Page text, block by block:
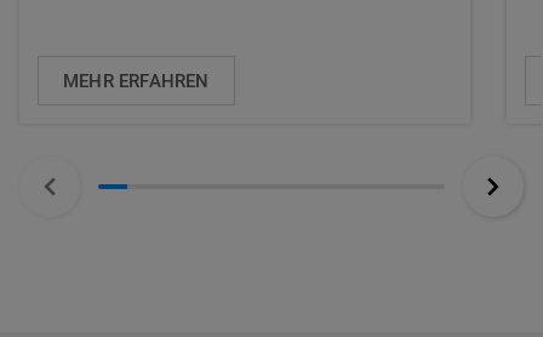
MEHR ERFAHREN